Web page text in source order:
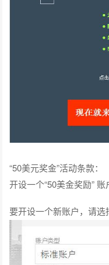
“50美元奖金”活动条款：
开设一个“50美金奖励” 账
要开设一个新账户，请选